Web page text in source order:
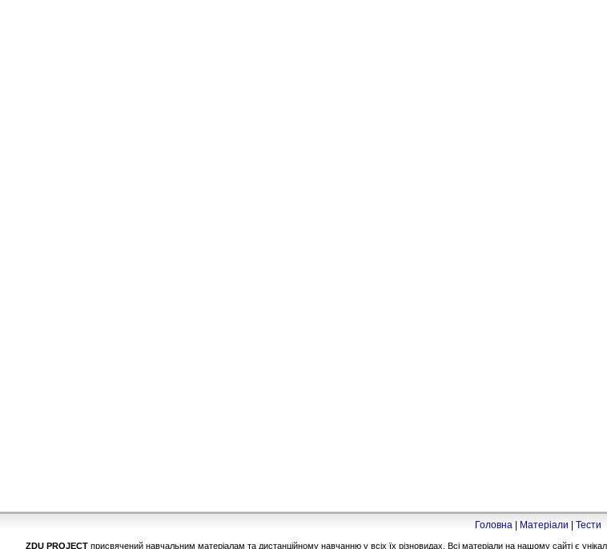
Головна Матеріали Тести
ZDU PROJECT присвячений навчальним матеріалам та дистанційному навчанню у всіх їх різновидах. Всі матеріали на нашому сайті є